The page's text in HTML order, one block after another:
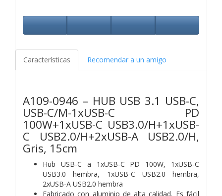
Características Recomendar a un amigo
A109-0946 – HUB USB 3.1 USB-C,
USB-C/M-1xUSB-C PD
100W+1xUSB-C USB3.0/H+1xUSB-
C USB2.0/H+2xUSB-A USB2.0/H,
Gris, 15cm
Hub USB-C a 1xUSB-C PD 100W, 1xUSB-C
USB3.0 hembra, 1xUSB-C USB2.0 hembra,
2xUSB-A USB2.0 hembra
Fabricado con aluminio de alta calidad. Es fácil